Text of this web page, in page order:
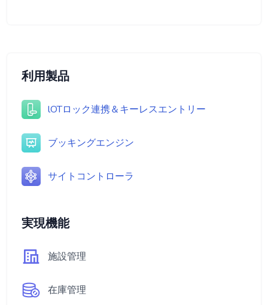
利用製品
lOTロック連携＆キーレスエントリー
ブッキングエンジン
サイトコントローラ
実現機能
施設管理
在庫管理